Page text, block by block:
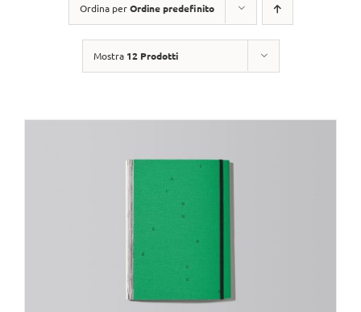
Ordina perOrdine predefinito
Mostra 12 Prodotti